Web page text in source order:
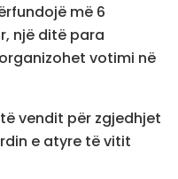
më 6
një ditë para
votimi në
vendit për zgjedhjet
e atyre të vitit